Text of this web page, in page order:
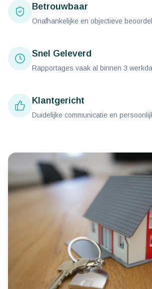
Betrouwbaar
Onafhankelijke en objectieve
Snel Geleverd
Rapportages vaak al binnen 3
Klantgericht
Duidelijke communicatie en